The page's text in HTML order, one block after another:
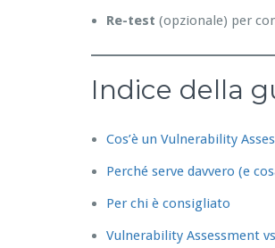
Re-test (opzionale) per
Indice della
Cos’è un Vulnerability
Perché serve davvero (e
Per chi è consigliato
Vulnerability Assessment